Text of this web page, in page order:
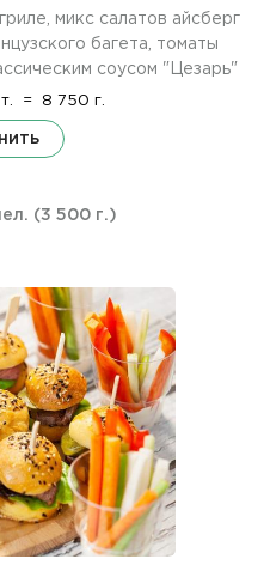
микс салатов айсберг
багета, томаты
соусом "Цезарь"
= 8 750 г.
(3 500 г.)